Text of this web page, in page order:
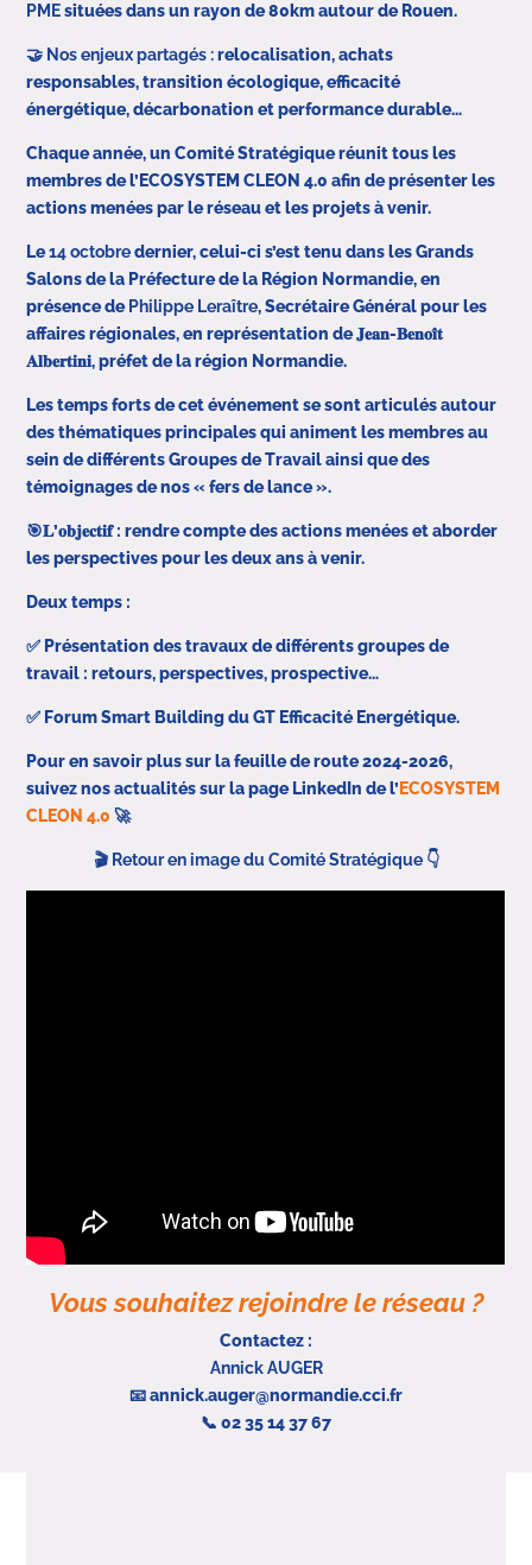
PMEsituées dans un rayon de 80km autour de Rouen.
🤝 Nos enjeux partagés :relocalisation, achats
responsables, transition écologique, efficacité
énergétique, décarbonation et performance durable…
Chaque année, un Comité Stratégique réunit tous les
membres de l’ECOSYSTEM CLEON 4.0 afin de présenter les
actions menées par le réseau et les projets à venir.
Le14 octobredernier, celui-ci s’est tenu dans les Grands
Salons de la Préfecture de la Région Normandie, en
présence de Philippe Leraître, Secrétaire Général pour les
affaires régionales, en représentation de 𝐉𝐞𝐚𝐧-𝐁𝐞𝐧𝐨𝐢̂𝐭
𝐀𝐥𝐛𝐞𝐫𝐭𝐢𝐧𝐢, préfet de la région Normandie.
Les temps forts de cet événement se sont articulés autour
des thématiques principales qui animent les membres au
sein de différents Groupes de Travail ainsi que des
témoignages de nos « fers de lance ».
🎯𝐋’𝐨𝐛𝐣𝐞𝐜𝐭𝐢𝐟 : rendre compte des actions menées et aborder
les perspectives pour les deux ans à venir.
Deux temps :
✅ Présentation des travaux de différents groupes de
travail : retours, perspectives, prospective…
✅ Forum Smart Building du GT Efficacité Energétique.
Pour en savoir plus sur la feuille de route 2024-2026,
suivez nos actualités sur la page LinkedIn de l’ ECOSYSTEM
CLEON 4.0 🚀
🎬 Retour en image du Comité Stratégique 👇
Vous souhaitez rejoindre le réseau ?
Contactez :
Annick AUGER
📧 annick.auger@normandie.cci.fr
📞 02 35 14 37 67